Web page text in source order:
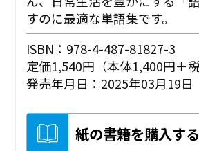
すのに最適な単語集です。
ISBN：978-4-487-81827-3
定価1,540円（本体1,400円＋税
発売年月日：2025年03月19日
紙の書籍を購入する